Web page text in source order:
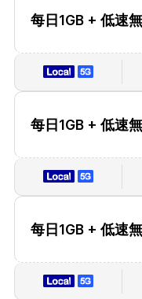
每日1GB + 低速
每日1GB + 低速
每日1GB + 低速